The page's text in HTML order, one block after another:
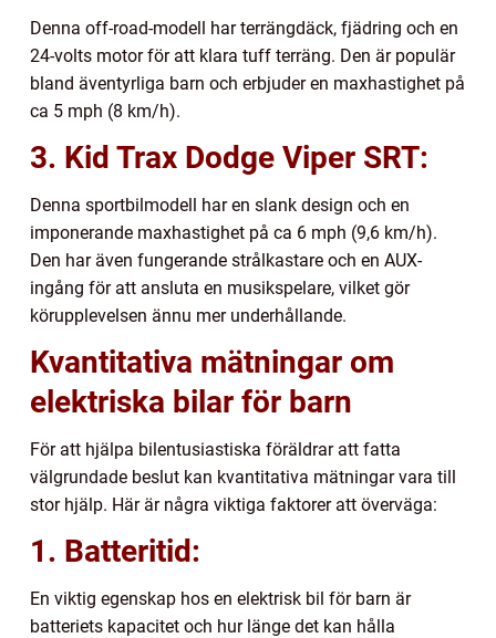
Denna off-road-modell har terrängdäck, fjädring och en
24-volts motor för att klara tuff terräng. Den är populär
bland äventyrliga barn och erbjuder en maxhastighet på
ca 5 mph (8 km/h).
3. Kid Trax Dodge Viper SRT:
Denna sportbilmodell har en slank design och en
imponerande maxhastighet på ca 6 mph (9,6 km/h).
Den har även fungerande strålkastare och en AUX-
ingång för att ansluta en musikspelare, vilket gör
körupplevelsen ännu mer underhållande.
Kvantitativa mätningar om
elektriska bilar för barn
För att hjälpa bilentusiastiska föräldrar att fatta
välgrundade beslut kan kvantitativa mätningar vara till
stor hjälp. Här är några viktiga faktorer att överväga:
1. Batteritid:
En viktig egenskap hos en elektrisk bil för barn är
batteriets kapacitet och hur länge det kan hålla